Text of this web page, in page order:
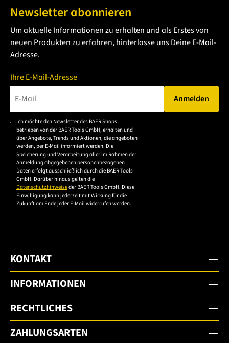
Newsletter abonnieren
Um aktuelle Informationen zu erhalten und als Erstes von
neuen Produkten zu erfahren, hinterlasse uns Deine E-Mail-
Adresse.
Ihre E-Mail-Adresse
Bitte geben Sie eine gültige E-Mail-Adresse ein.
Anmelden
Ich möchte den Newsletter des BAER Shops,
betrieben von der BAER Tools GmbH, erhalten und
über Angebote, Trends und Aktionen, die angeboten
werden, per E-Mail informiert werden. Die
Speicherung und Verarbeitung aller im Rahmen der
Anmeldung abgegebenen personenbezogenen
Daten erfolgt ausschließlich durch die BAER Tools
GmbH. Darüber hinaus gelten die
Datenschutzhinweiseder BAER Tools GmbH. Diese
Einwilligung kann jederzeit mit Wirkung für die
Zukunft am Ende jeder E-Mail widerrufen werden..
KONTAKT
INFORMATIONEN
RECHTLICHES
ZAHLUNGSARTEN